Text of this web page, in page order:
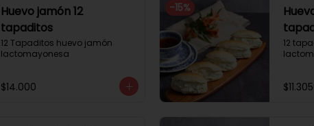
Huevo jamón 12
tapaditos
12 Tapaditos huevo jamón
lactomayonesa
$14.000
-15%
12
$11.305